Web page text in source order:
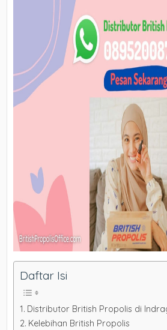
Daftar Isi
Distributor British Propolis di
Kelebihan British Propolis